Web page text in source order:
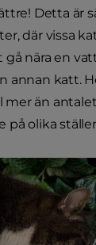
Detta är
där vissa
gå nära en
annan katt.
mer än
på olika